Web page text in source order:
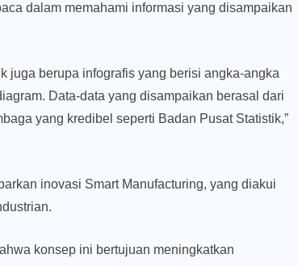
dalam memahami informasi yang disampaikan
juga berupa infografis yang berisi angka-angka
Data-data yang disampaikan berasal dari
yang kredibel seperti Badan Pusat Statistik,”
inovasi Smart Manufacturing, yang diakui
konsep ini bertujuan meningkatkan